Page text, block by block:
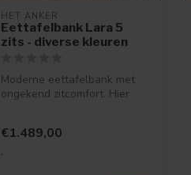
HET ANKER
Eettafelbank Lara 5
zits - diverse kleuren
Moderne eettafelbank met
ongekend zitcomfort. Hier
€1.489,00
.